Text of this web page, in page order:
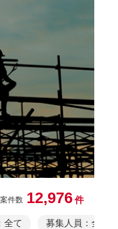
件数 12,976 件
全て 募集人員：全て